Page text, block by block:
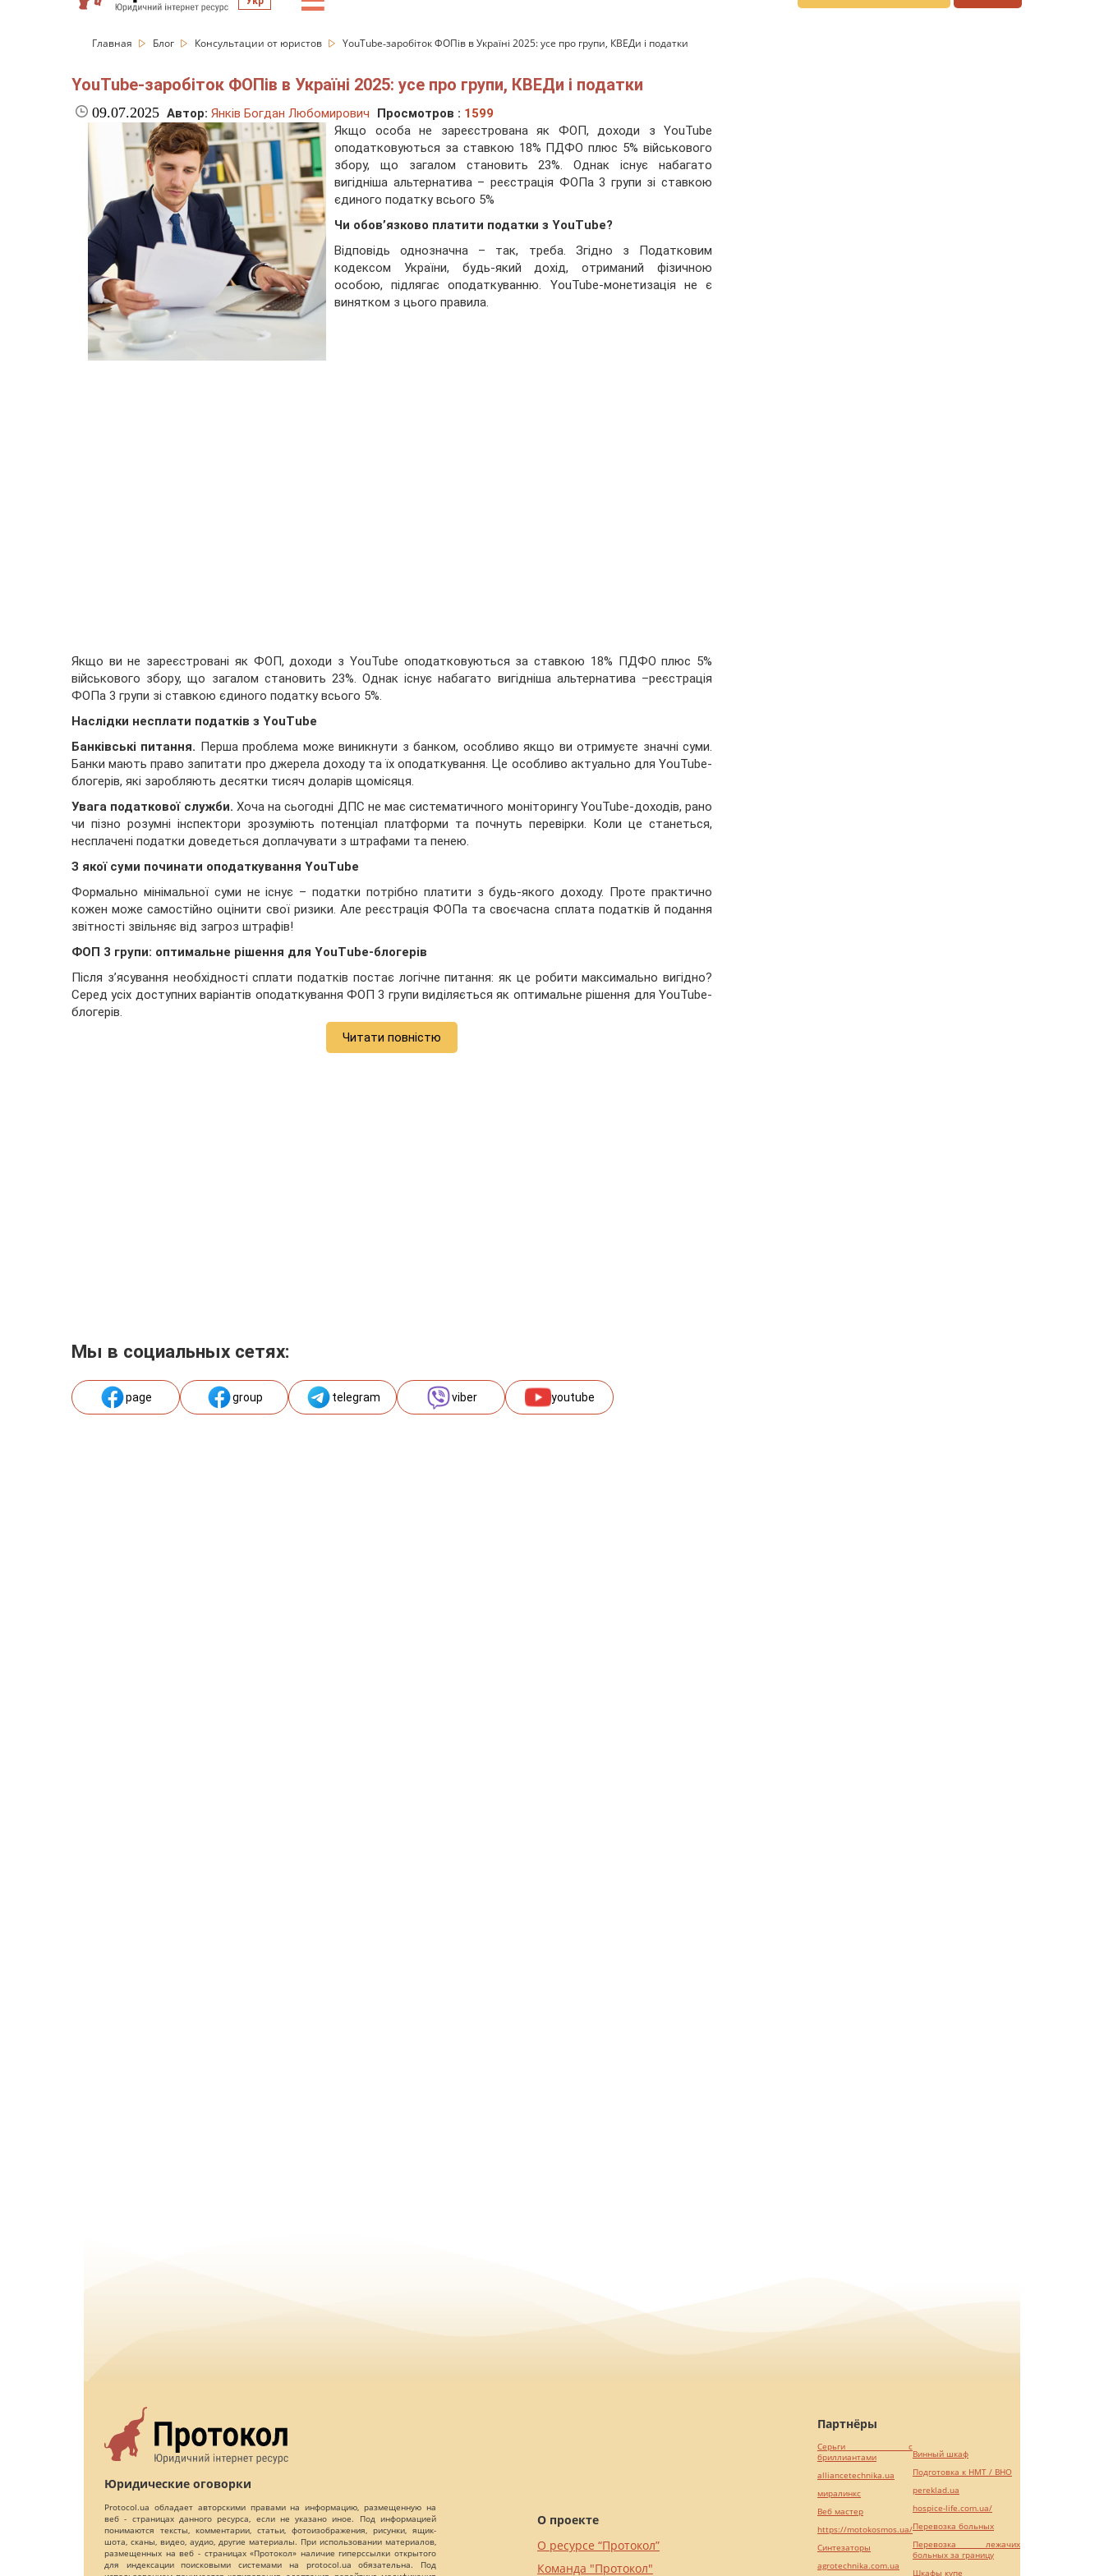
Главная Блог Консультации от юристов YouTube‑заробіток ФОПів в Україні 2025: усе про групи, КВЕДи і податки
YouTube‑заробіток ФОПів в Україні 2025: усе про групи, КВЕДи і податки
09.07.2025 Автор: Янків Богдан Любомирович Просмотров : 1599
Якщо особа не зареєстрована як ФОП, доходи з YouTube
оподатковуються за ставкою 18% ПДФО плюс 5% військового
збору, що загалом становить 23%. Однак існує набагато
вигідніша альтернатива – реєстрація ФОПа 3 групи зі ставкою
єдиного податку всього 5%
Чи обов’язково платити податки з YouTube?
Відповідь однозначна – так, треба. Згідно з Податковим
кодексом України, будь-який дохід, отриманий фізичною
особою, підлягає оподаткуванню. YouTube-монетизація не є
винятком з цього правила.
Якщо ви не зареєстровані як ФОП, доходи з YouTube оподатковуються за ставкою 18% ПДФО плюс 5%
військового збору, що загалом становить 23%. Однак існує набагато вигідніша альтернатива –реєстрація
ФОПа 3 групи зі ставкою єдиного податку всього 5%.
Наслідки несплати податків з YouTube
Банківські питання. Перша проблема може виникнути з банком, особливо якщо ви отримуєте значні суми.
Банки мають право запитати про джерела доходу та їх оподаткування. Це особливо актуально для YouTube-
блогерів, які заробляють десятки тисяч доларів щомісяця.
Увага податкової служби. Хоча на сьогодні ДПС не має систематичного моніторингу YouTube-доходів, рано
чи пізно розумні інспектори зрозуміють потенціал платформи та почнуть перевірки. Коли це станеться,
несплачені податки доведеться доплачувати з штрафами та пенею.
З якої суми починати оподаткування YouTube
Формально мінімальної суми не існує – податки потрібно платити з будь-якого доходу. Проте практично
кожен може самостійно оцінити свої ризики. Але реєстрація ФОПа та своєчасна сплата податків й подання
звітності звільняє від загроз штрафів!
ФОП 3 групи: оптимальне рішення для YouTube-блогерів
Після з’ясування необхідності сплати податків постає логічне питання: як це робити максимально вигідно?
Серед усіх доступних варіантів оподаткування ФОП 3 групи виділяється як оптимальне рішення для YouTube-
блогерів.
Читати повністю
Мы в социальных сетях:
page group telegram viber youtube
Юридические оговорки
Protocol.ua обладает авторскими правами на информацию, размещенную на
веб - страницах данного ресурса, если не указано иное. Под информацией
понимаются тексты, комментарии, статьи, фотоизображения, рисунки, ящик-
шота, сканы, видео, аудио, другие материалы. При использовании материалов,
размещенных на веб - страницах «Протокол» наличие гиперссылки открытого
для индексации поисковыми системами на protocol.ua обязательна. Под
О проекте
О ресурсе “Протокол”
Команда "Протокол"
Партнёры
Серьги с
бриллиантами
alliancetechnika.ua
миралинкс
Веб мастер
https://motokosmos.ua/
Синтезаторы
agrotechnika.com.ua
Винный шкаф
Подготовка к НМТ / ВНО
pereklad.ua
hospice-life.com.ua/
Перевозка больных
Перевозка лежачих
больных за границу
Шкафы купе